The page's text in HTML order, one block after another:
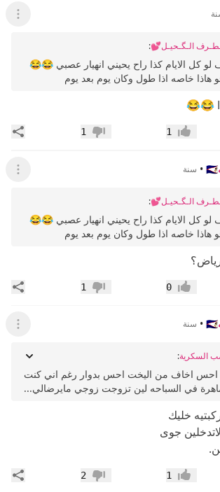
عرض
الـگـحيـل💕:
لو كل الايام كذا راح يحيني انهيار عصبي 😂😂
هاذا خاصه اذا طول وكان يوم بعد يوم
😂😂
إعجاب1 عدم إعجاب
1
• سنة عرض
الـگـحيـل💕:
لو كل الايام كذا راح يحيني انهيار عصبي 😂😂
هاذا خاصه اذا طول وكان يوم بعد يوم
إعجاب0 عدم إعجاب
1
• سنة عرض
السكرية:
احس اخاف من اليخت احس بدوار رغم اني كنت
في السباحه لين تزوجت زوجي مايرضالي...
خليك
جوى
إعجاب1 عدم إعجاب
2